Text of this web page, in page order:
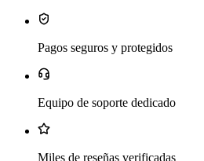
Pagos seguros y protegidos
Equipo de soporte dedicado
Miles de reseñas verificadas